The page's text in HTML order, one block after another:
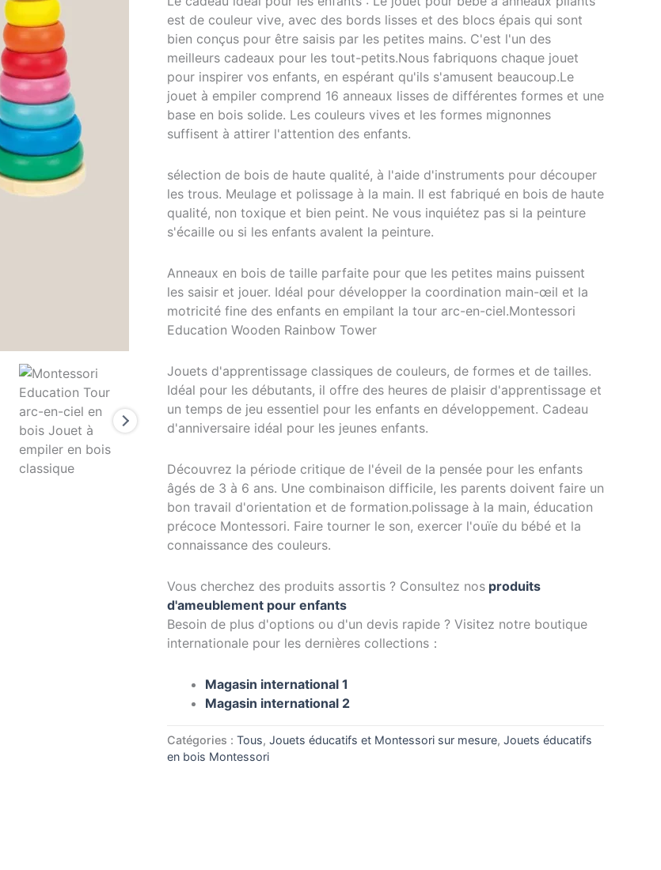
est de couleur vive, avec des bords lisses et des blocs épais qui sont
bien conçus pour être saisis par les petites mains. C'est l'un des
meilleurs cadeaux pour les tout-petits.Nous fabriquons chaque jouet
pour inspirer vos enfants, en espérant qu'ils s'amusent beaucoup.Le
jouet à empiler comprend 16 anneaux lisses de différentes formes et une
base en bois solide. Les couleurs vives et les formes mignonnes
suffisent à attirer l'attention des enfants.
sélection de bois de haute qualité, à l'aide d'instruments pour découper
les trous. Meulage et polissage à la main. Il est fabriqué en bois de haute
qualité, non toxique et bien peint. Ne vous inquiétez pas si la peinture
s'écaille ou si les enfants avalent la peinture.
Anneaux en bois de taille parfaite pour que les petites mains puissent
les saisir et jouer. Idéal pour développer la coordination main-œil et la
motricité fine des enfants en empilant la tour arc-en-ciel.Montessori
Education Wooden Rainbow Tower
Jouets d'apprentissage classiques de couleurs, de formes et de tailles.
Idéal pour les débutants, il offre des heures de plaisir d'apprentissage et
un temps de jeu essentiel pour les enfants en développement. Cadeau
d'anniversaire idéal pour les jeunes enfants.
Découvrez la période critique de l'éveil de la pensée pour les enfants
âgés de 3 à 6 ans. Une combinaison difficile, les parents doivent faire un
bon travail d'orientation et de formation.polissage à la main, éducation
précoce Montessori. Faire tourner le son, exercer l'ouïe du bébé et la
connaissance des couleurs.
Vous cherchez des produits assortis ? Consultez nos produits
d'ameublement pour enfants
Besoin de plus d'options ou d'un devis rapide ? Visitez notre boutique
internationale pour les dernières collections：
Magasin international 1
Magasin international 2
Catégories : Tous, Jouets éducatifs et Montessori sur mesure, Jouets éducatifs
en bois Montessori